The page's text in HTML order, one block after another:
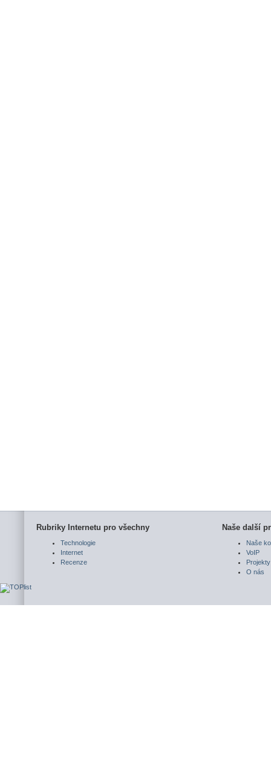
Rubriky Internetu pro všechny
Technologie
Internet
Recenze
Naše další
Naše
VoIP
Projekty
O nás